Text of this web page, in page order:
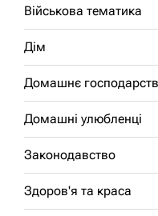
Військова тематика
Дім
Домашнє
Домашні улюбленці
Законодавство
Здоров'я та краса